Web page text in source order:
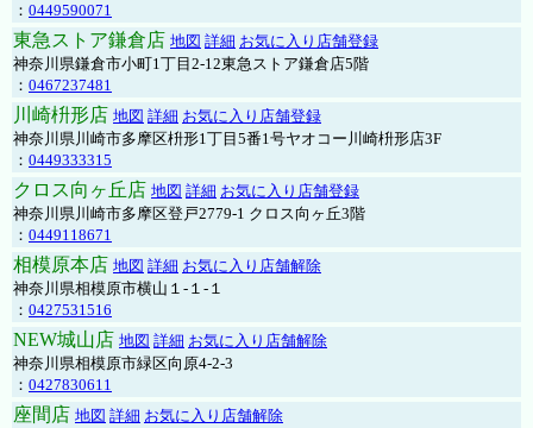
： 0449590071
東急ストア鎌倉店 地図 詳細 お気に入り店舗登録
神奈川県鎌倉市小町1丁目2-12東急ストア鎌倉店5階
： 0467237481
川崎枡形店 地図 詳細 お気に入り店舗登録
神奈川県川崎市多摩区枡形1丁目5番1号ヤオコー川崎枡形店3F
： 0449333315
クロス向ヶ丘店 地図 詳細 お気に入り店舗登録
神奈川県川崎市多摩区登戸2779-1 クロス向ヶ丘3階
： 0449118671
相模原本店 地図 詳細 お気に入り店舗解除
神奈川県相模原市横山１-１-１
： 0427531516
NEW城山店 地図 詳細 お気に入り店舗解除
神奈川県相模原市緑区向原4-2-3
： 0427830611
座間店 地図 詳細 お気に入り店舗解除